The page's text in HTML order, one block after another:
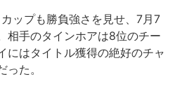
ップも勝負強さを見せ、7月7
相手のタインホアは8位のチー
にはタイトル獲得の絶好のチャ
た。